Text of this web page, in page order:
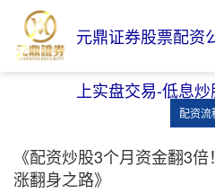
元鼎证券股票配资
上实盘交易-低息
配资流
《配资炒股3个月资金翻3
涨翻身之路》